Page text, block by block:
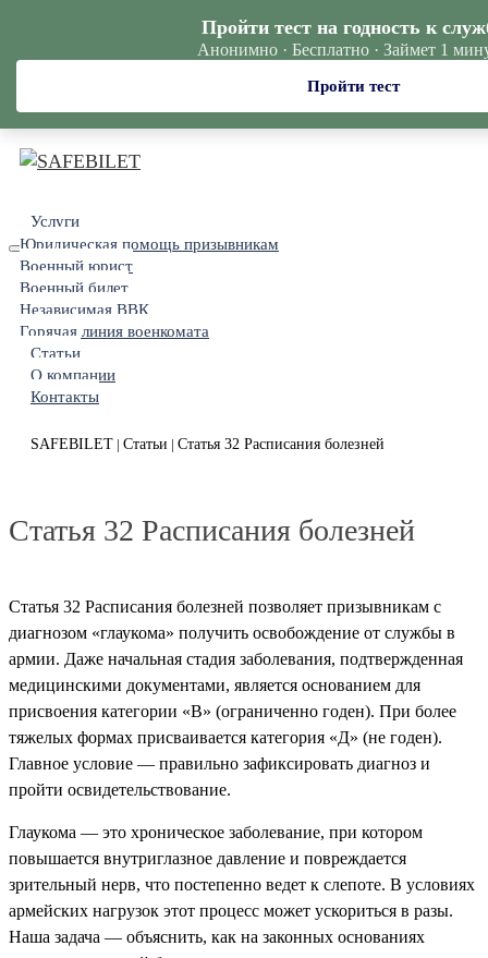
Услуги
Юридическая помощь призывникам
Военный юрист
Военный билет
Независимая ВВК
Горячая линия военкомата
Статьи
О компании
Контакты
SAFEBILET Статьи Статья 32 Расписания болезней
Статья 32 Расписания болезней
Статья 32 Расписания болезней позволяет призывникам с
диагнозом «глаукома» получить освобождение от службы в
армии. Даже начальная стадия заболевания, подтвержденная
медицинскими документами, является основанием для
присвоения категории «В» (ограниченно годен). При более
тяжелых формах присваивается категория «Д» (не годен).
Главное условие — правильно зафиксировать диагноз и
пройти освидетельствование.
Глаукома — это хроническое заболевание, при котором
повышается внутриглазное давление и повреждается
зрительный нерв, что постепенно ведет к слепоте. В условиях
армейских нагрузок этот процесс может ускориться в разы.
Наша задача — объяснить, как на законных основаниях
Пройти тест на годность к
Анонимно · Бесплатно · Займет 1
Пройти тест